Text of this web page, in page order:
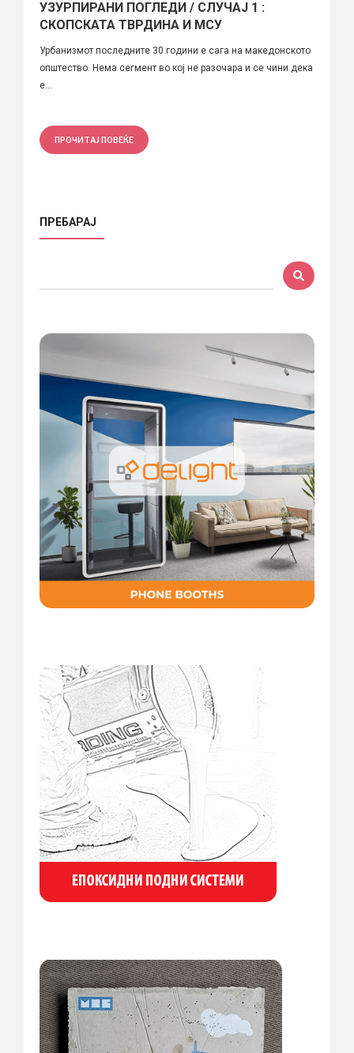
УЗУРПИРАНИ ПОГЛЕДИ / СЛУЧАЈ 1 :
СКОПСКАТА ТВРДИНА И МСУ
Урбанизмот последните 30 години е сага на македонското
општество. Нема сегмент во кој не разочара и се чини дека
е...
ПРОЧИТАЈ ПОВЕЌЕ
ПРЕБАРАЈ